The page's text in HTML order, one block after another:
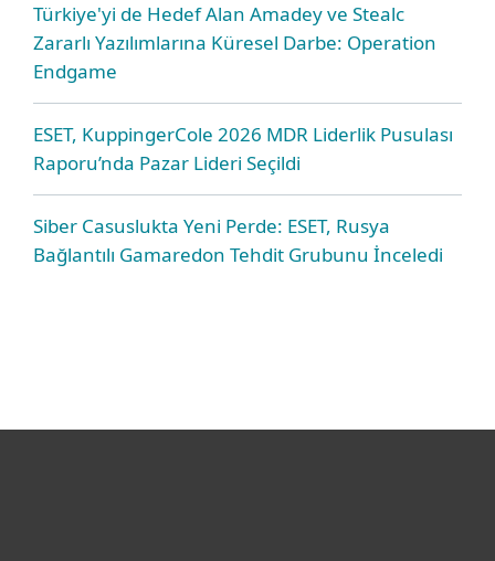
Türkiye'yi de Hedef Alan Amadey ve Stealc
Zararlı Yazılımlarına Küresel Darbe: Operation
Endgame
ESET, KuppingerCole 2026 MDR Liderlik Pusulası
Raporu’nda Pazar Lideri Seçildi
Siber Casuslukta Yeni Perde: ESET, Rusya
Bağlantılı Gamaredon Tehdit Grubunu İnceledi